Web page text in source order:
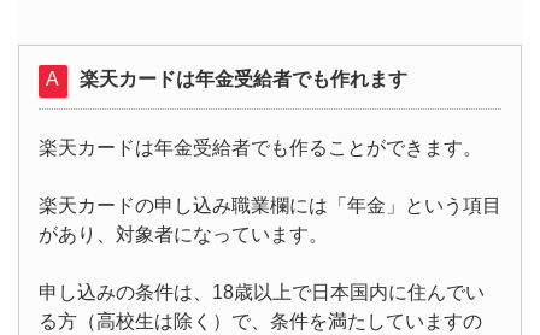
楽天カードは年金受給者でも作れます
楽天カードは年金受給者でも作ることができます。
楽天カードの申し込み職業欄には「年金」という項目
があり、対象者になっています。
申し込みの条件は、18歳以上で日本国内に住んでい
る方（高校生は除く）で、条件を満たしていますの